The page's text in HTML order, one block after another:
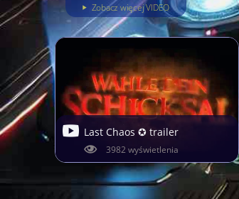
Zobacz więcej VIDEO
Last Chaos ✪ trailer
3982 wyświetlenia